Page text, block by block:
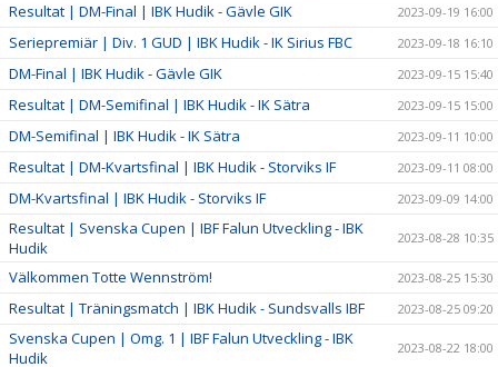
Resultat | DM-Final | IBK Hudik - Gävle GIK 2023-09-19 16:00
Seriepremiär | Div. 1 GUD | IBK Hudik - IK Sirius FBC 2023-09-18 16:10
DM-Final | IBK Hudik - Gävle GIK 2023-09-15 15:40
Resultat | DM-Semifinal | IBK Hudik - IK Sätra 2023-09-15 15:00
DM-Semifinal | IBK Hudik - IK Sätra 2023-09-11 10:00
Resultat | DM-Kvartsfinal | IBK Hudik - Storviks IF 2023-09-11 08:00
DM-Kvartsfinal | IBK Hudik - Storviks IF 2023-09-09 14:00
Resultat | Svenska Cupen | IBF Falun Utveckling - IBK
Hudik
2023-08-28 10:35
Välkommen Totte Wennström! 2023-08-25 15:30
Resultat | Träningsmatch | IBK Hudik - Sundsvalls IBF 2023-08-25 09:20
Svenska Cupen | Omg. 1 | IBF Falun Utveckling - IBK
Hudik
2023-08-22 18:00